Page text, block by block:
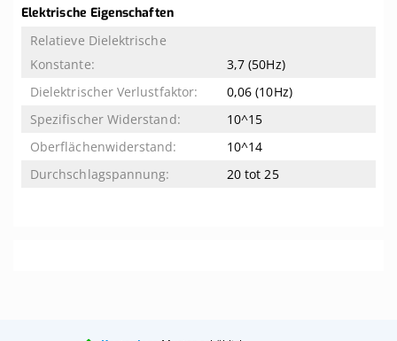
Elektrische Eigenschaften
3,7 (50Hz)
0,06 (10Hz)
10^15
10^14
20 tot 25